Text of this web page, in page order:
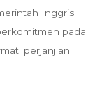
Inggris
pada
perjanjian